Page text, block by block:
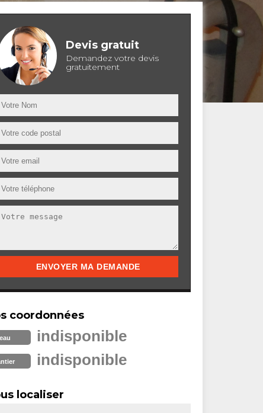
Devis gratuit
Demandez votre devis
gratuitement
coordonnées
indisponible
indisponible
localiser